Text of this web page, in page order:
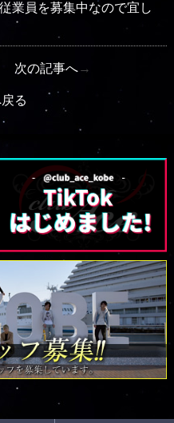
業員を募集中なので宜し
次の記事へ→
る